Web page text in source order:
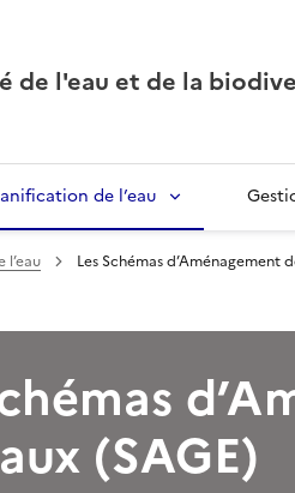
de l'eau et de la
de l’eau
l’eau Les Schémas d’Aménagement
(SAGE)